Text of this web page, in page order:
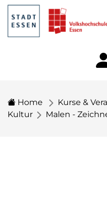
Home Kurse &
Kultur
Malen -